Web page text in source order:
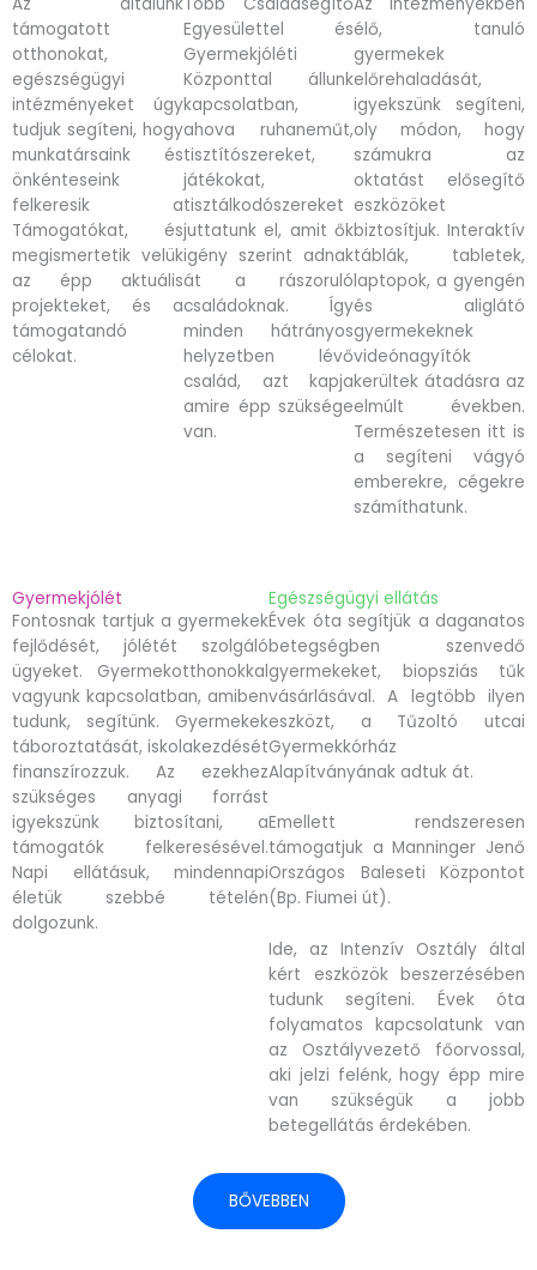
támogatott
otthonokat,
egészségügyi
intézményeket úgy
tudjuk segíteni, hogy
munkatársaink és
önkénteseink
felkeresik a
Támogatókat, és
megismertetik velük
az épp aktuális
projekteket, és a
támogatandó
célokat.
Egyesülettel és
Gyermekjóléti
Központtal állunk
kapcsolatban,
ahova ruhaneműt,
tisztítószereket,
játékokat,
tisztálkodószereket
juttatunk el, amit ők
igény szerint adnak
át a rászoruló
családoknak. Így
minden hátrányos
helyzetben lévő
család, azt kapja
amire épp szüksége
van.
élő, tanuló
gyermekek
előrehaladását,
igyekszünk segíteni,
oly módon, hogy
számukra az
oktatást elősegítő
eszközöket
biztosítjuk. Interaktív
táblák, tabletek,
laptopok, a gyengén
és aliglátó
gyermekeknek
videónagyítók
kerültek átadásra az
elmúlt években.
Természetesen itt is
a segíteni vágyó
emberekre, cégekre
számíthatunk.
Gyermekjólét
Fontosnak tartjuk a gyermekek
fejlődését, jólétét szolgáló
ügyeket. Gyermekotthonokkal
vagyunk kapcsolatban, amiben
tudunk, segítünk. Gyermekek
táboroztatását, iskolakezdését
finanszírozzuk. Az ezekhez
szükséges anyagi forrást
igyekszünk biztosítani, a
támogatók felkeresésével.
Napi ellátásuk, mindennapi
életük szebbé tételén
dolgozunk.
Egészségügyi ellátás
Évek óta segítjük a daganatos
betegségben szenvedő
gyermekeket, biopsziás tűk
vásárlásával. A legtöbb ilyen
eszközt, a Tűzoltó utcai
Gyermekkórház
Alapítványának adtuk át.
Emellett rendszeresen
támogatjuk a Manninger Jenő
Országos Baleseti Központot
(Bp. Fiumei út).
Ide, az Intenzív Osztály által
kért eszközök beszerzésében
tudunk segíteni. Évek óta
folyamatos kapcsolatunk van
az Osztályvezető főorvossal,
aki jelzi felénk, hogy épp mire
van szükségük a jobb
betegellátás érdekében.
BŐVEBBEN